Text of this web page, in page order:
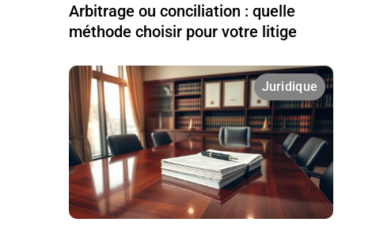
Arbitrage ou conciliation : quelle
méthode choisir pour votre litige
Juridique